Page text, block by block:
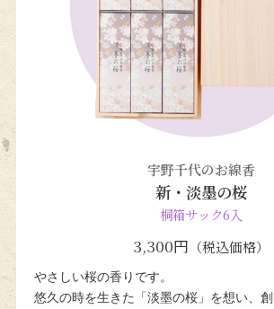
宇野千代のお線香
新・淡墨の桜
桐箱サック6入
3,300円 （税込価格）
やさしい桜の香りです。
悠久の時を生きた「淡墨の桜」を想い、